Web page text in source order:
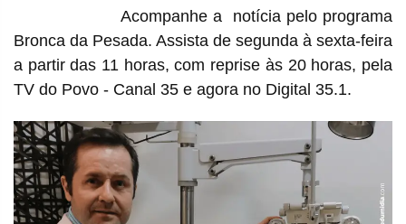
Acompanhe a notícia pelo programa
Bronca da Pesada. Assista de segunda à sexta-feira
a partir das 11 horas, com reprise às 20 horas, pela
TV do Povo - Canal 35 e agora no Digital 35.1.